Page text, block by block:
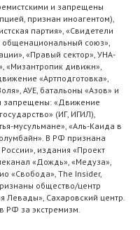
и запрещены
признан иноагентом),
партия», «Свидетели
общенациональный союз»,
«Правый сектор», УНА-
«Мизантропик дивижн»,
«Артподготовка»,
АУЕ, батальоны «Азов» и
запрещены: «Движение
(ИГ, ИГИЛ),
мусульмане», «Аль-Каида в
В РФ признана
издания «Проект
«Дождь», «Медуза»,
«Свобода», The Insider,
общество/центр
Левады», Сахаровский центр.
РФ за экстремизм.